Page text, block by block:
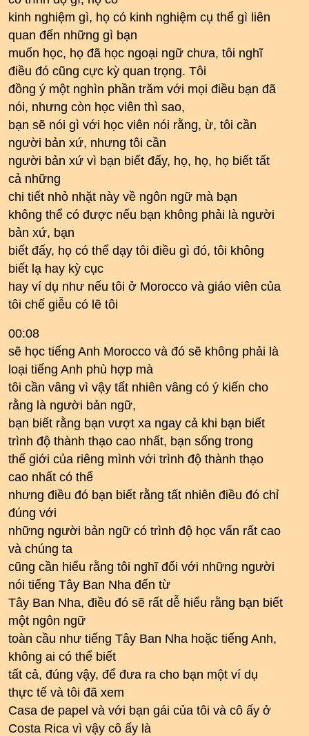
kinh nghiệm gì, họ có kinh nghiệm cụ thể gì liên
quan đến những gì bạn
muốn học, họ đã học ngoại ngữ chưa, tôi nghĩ
điều đó cũng cực kỳ quan trọng. Tôi
đồng ý một nghìn phần trăm với mọi điều bạn đã
nói, nhưng còn học viên thì sao,
bạn sẽ nói gì với học viên nói rằng, ừ, tôi cần
người bản xứ, nhưng tôi cần
người bản xứ vì bạn biết đấy, họ, họ, họ biết tất
cả những
chi tiết nhỏ nhặt này về ngôn ngữ mà bạn
không thể có được nếu bạn không phải là người
bản xứ, bạn
biết đấy, họ có thể dạy tôi điều gì đó, tôi không
biết lạ hay kỳ cục
hay ví dụ như nếu tôi ở Morocco và giáo viên của
tôi chế giễu có lẽ tôi
00:08
sẽ học tiếng Anh Morocco và đó sẽ không phải là
loại tiếng Anh phù hợp mà
tôi cần vâng vì vậy tất nhiên vâng có ý kiến ​​cho
rằng là người bản ngữ,
bạn biết rằng bạn vượt xa ngay cả khi bạn biết
trình độ thành thạo cao nhất, bạn sống trong
thế giới của riêng mình với trình độ thành thạo
cao nhất có thể
nhưng điều đó bạn biết rằng tất nhiên điều đó chỉ
đúng với
những người bản ngữ có trình độ học vấn rất cao
và chúng ta
cũng cần hiểu rằng tôi nghĩ đối với những người
nói tiếng Tây Ban Nha đến từ
Tây Ban Nha, điều đó sẽ rất dễ hiểu rằng bạn biết
một ngôn ngữ
toàn cầu như tiếng Tây Ban Nha hoặc tiếng Anh,
không ai có thể biết
tất cả, đúng vậy, để đưa ra cho bạn một ví dụ
thực tế và tôi đã xem
Casa de papel và với bạn gái của tôi và cô ấy ở
Costa Rica vì vậy cô ấy là